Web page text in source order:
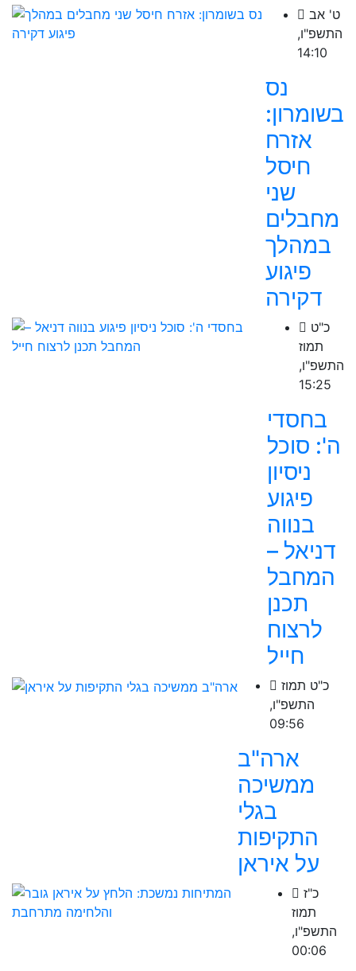
ט' אב
התשפ"ו,
14:10
נס
בשומרון:
אזרח
חיסל
שני
מחבלים
במהלך
פיגוע
דקירה
כ"ט
תמוז
התשפ"ו,
15:25
בחסדי
ה': סוכל
ניסיון
פיגוע
בנווה
דניאל –
המחבל
תכנן
לרצוח
חייל
כ"ט תמוז
התשפ"ו,
09:56
ארה"ב
ממשיכה
בגלי
התקיפות
על איראן
כ"ז
תמוז
התשפ"ו,
00:06